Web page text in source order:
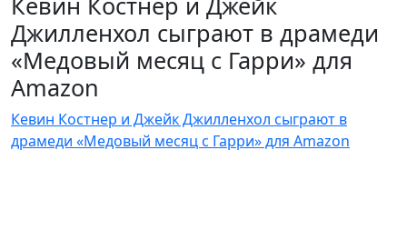
Джилленхол сыграют в драмеди
«Медовый месяц с Гарри» для
Amazon
Кевин Костнер и Джейк Джилленхол сыграют в
драмеди «Медовый месяц с Гарри» для Amazon